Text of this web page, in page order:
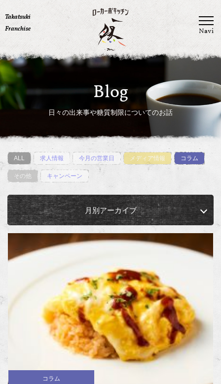
Takatsuki
Franchise
Navi
Blog
日々の出来事や糖質制限についてのお話
ALL 求人情報 今月の営業日 メディア情報 コラム
その他 キャンペーン
月別アーカイブ
コラム